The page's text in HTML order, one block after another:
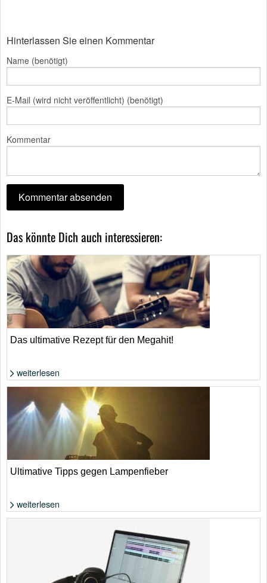
Hinterlassen Sie einen Kommentar
Name (benötigt)
E-Mail (wird nicht veröffentlicht) (benötigt)
Kommentar
Das könnte Dich auch interessieren:
Foto: Shutterstock von Rawpixel.com
Das ultimative Rezept für den Megahit!
weiterlesen
Foto: Shutterstock von Yoh_ann
Ultimative Tipps gegen Lampenfieber
weiterlesen